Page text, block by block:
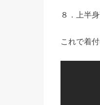
８．上半
これで着